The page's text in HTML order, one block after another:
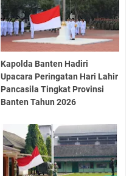
Kapolda Banten Hadiri
Upacara Peringatan Hari Lahir
Pancasila Tingkat Provinsi
Banten Tahun 2026